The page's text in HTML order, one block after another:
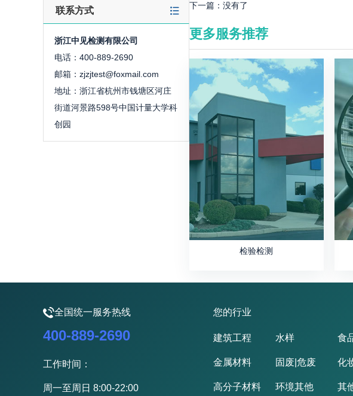
联系方式
浙江中见检测有限公司
电话：400-889-2690
邮箱：zjzjtest@foxmail.com
地址：浙江省杭州市钱塘区河庄
街道河景路598号中国计量大学科
创园
下一篇： 没有了
更多服务推荐
检验检测
全国统一服务热线
400-889-2690
工作时间：
周一至周日 8:00-22:00
您的行业
建筑工程
金属材料
高分子材料
水样
固废|危废
环境其他
食
化
其